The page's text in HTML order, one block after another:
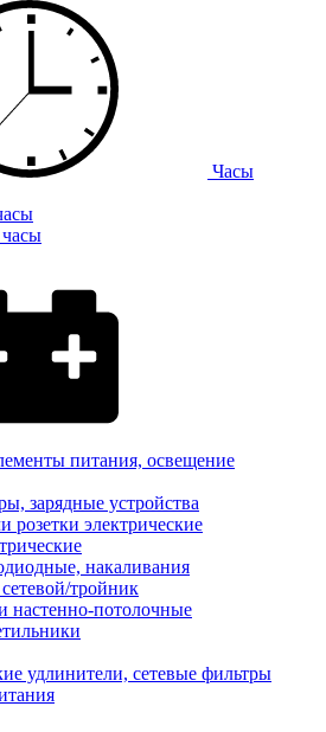
Часы
питания, освещение
зарядные устройства
розетки электрические
накаливания
тройник
настенно-потолочные
удлинители, сетевые фильтры